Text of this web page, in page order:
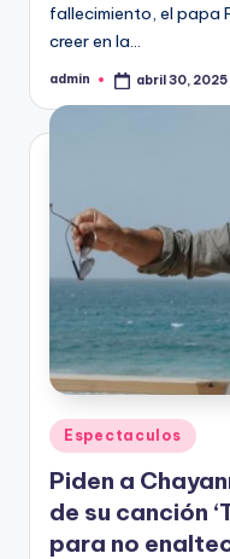
fallecimiento, el papa
creer en la…
Publicado
admin abril 30, 2025
Publicado
en
Espectaculos
Piden a
de su canción
para no